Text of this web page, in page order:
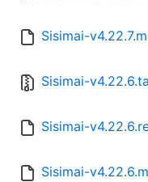
Sisimai-
Sisimai-
Sisimai-
Sisimai-